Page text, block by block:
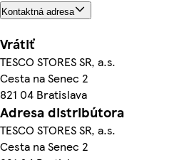
Kontaktná adresa
Vrátiť
TESCO STORES SR, a.s.
Cesta na Senec 2
821 04 Bratislava
Adresa distribútora
TESCO STORES SR, a.s.
Cesta na Senec 2